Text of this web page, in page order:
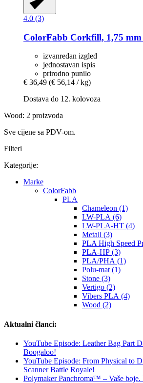
4.0 (3)
ColorFabb Corkfill, 1,75 mm
izvanredan izgled
jednostavan ispis
prirodno punilo
€ 36,49 (€ 56,14 / kg)
Dostava do 12. kolovoza
Wood: 2 proizvoda
Sve cijene sa PDV-om.
Filteri
Kategorije:
Marke
ColorFabb
PLA
Chameleon (1)
LW-PLA (6)
LW-PLA-HT (4)
Metall (3)
PLA High Speed
PLA-HP (3)
PLA/PHA (1)
Polu-mat (1)
Stone (3)
Vertigo (2)
Vibers PLA (4)
Wood (2)
Aktualni članci:
YouTube Episode: Leather Bag Part
Boogaloo!
YouTube Episode: From Physical to
Scanner Battle Royale!
Polymaker Panchroma™ – Vaše boje.